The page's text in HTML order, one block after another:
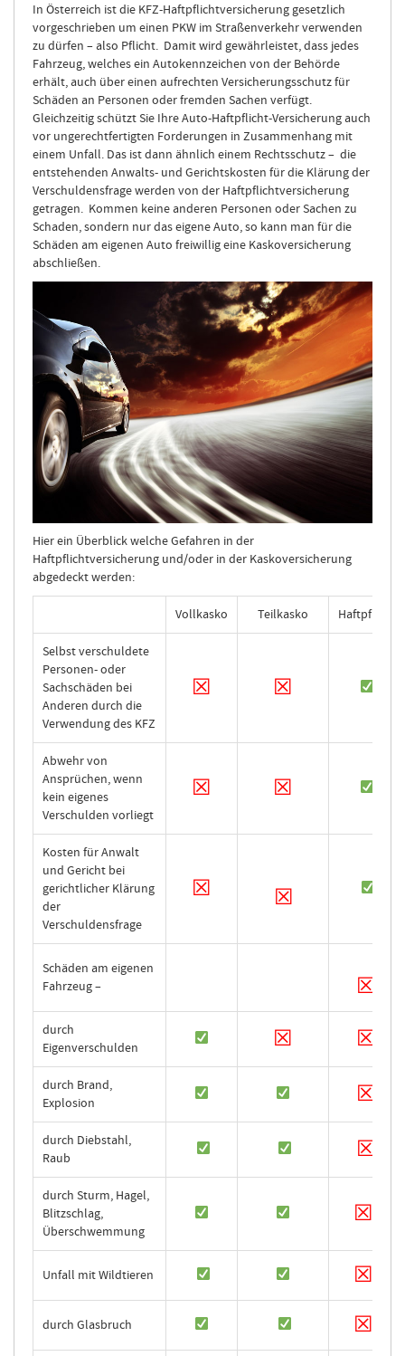
In Österreich ist die KFZ-Haftpflichtversicherung gesetzlich
vorgeschrieben um einen PKW im Straßenverkehr verwenden
zu dürfen – also Pflicht. Damit wird gewährleistet, dass jedes
Fahrzeug, welches ein Autokennzeichen von der Behörde
erhält, auch über einen aufrechten Versicherungsschutz für
Schäden an Personen oder fremden Sachen verfügt.
Gleichzeitig schützt Sie Ihre Auto-Haftpflicht-Versicherung auch
vor ungerechtfertigten Forderungen in Zusammenhang mit
einem Unfall. Das ist dann ähnlich einem Rechtsschutz – die
entstehenden Anwalts- und Gerichtskosten für die Klärung der
Verschuldensfrage werden von der Haftpflichtversicherung
getragen. Kommen keine anderen Personen oder Sachen zu
Schaden, sondern nur das eigene Auto, so kann man für die
Schäden am eigenen Auto freiwillig eine Kaskoversicherung
abschließen.
Hier ein Überblick welche Gefahren in der
Haftpflichtversicherung und/oder in der Kaskoversicherung
abgedeckt werden:
Vollkasko Teilkasko Haftpflicht
Selbst verschuldete
Personen- oder
Sachschäden bei
Anderen durch die
Verwendung des KFZ
☒ ☒
Abwehr von
Ansprüchen, wenn
kein eigenes
Verschulden vorliegt
☒ ☒
Kosten für Anwalt
und Gericht bei
gerichtlicher Klärung
der
Verschuldensfrage
☒ ☒
Schäden am eigenen
Fahrzeug –
☒
durch
Eigenverschulden
☒ ☒
durch Brand,
Explosion
☒
durch Diebstahl,
Raub
☒
durch Sturm, Hagel,
Blitzschlag,
Überschwemmung
☒
Unfall mit Wildtieren ☒
durch Glasbruch ☒